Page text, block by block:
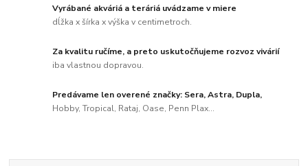
Vyrábané akváriá a teráriá uvádzame v miere
dĺžka x šírka x výška v centimetroch.
Za kvalitu ručíme, a preto uskutočňujeme rozvoz vivárií
iba vlastnou dopravou.
Predávame len overené značky: Sera, Astra, Dupla,
Hobby, Tropical, Rataj, Oase, Penn Plax...